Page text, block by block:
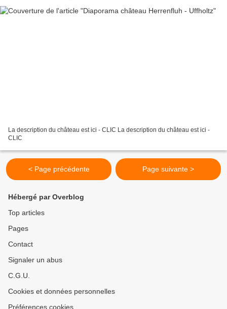
La description du château est ici - CLIC La description du château est ici -
CLIC
< Page précédente Page suivante >
Hébergé par Overblog
Top articles
Pages
Contact
Signaler un abus
C.G.U.
Cookies et données personnelles
Préférences cookies